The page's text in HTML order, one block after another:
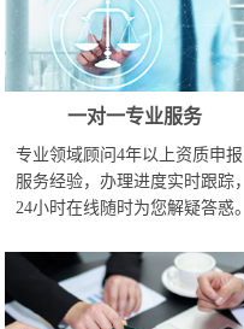
一对一专业服务
专业领域顾问4年以上资质申报
服务经验，办理进度实时跟踪，
24小时在线随时为您解疑答惑。